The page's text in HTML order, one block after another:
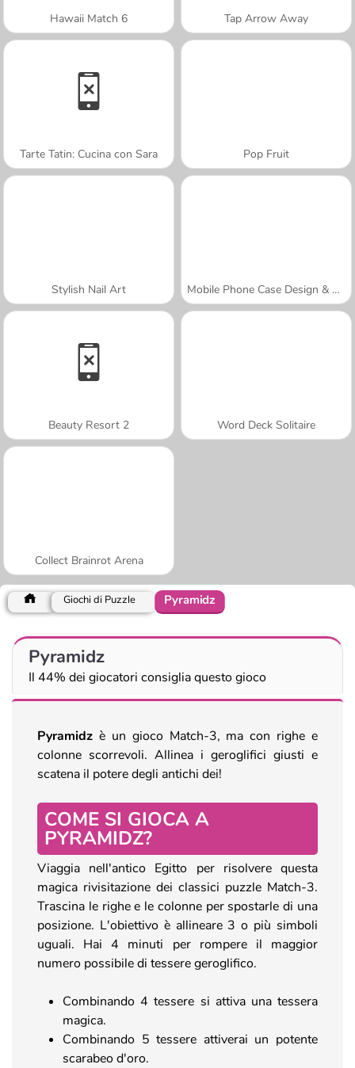
Hawaii Match 6 Tap Arrow Away
Tarte Tatin: Cucina con Sara Pop Fruit
Stylish Nail Art Mobile Phone Case Design & DIY
Beauty Resort 2 Word Deck Solitaire
Collect Brainrot Arena
Giochi di Puzzle Pyramidz
Pyramidz
Il 44% dei giocatori consiglia questo gioco
Pyramidz è un gioco Match-3, ma con righe e
colonne scorrevoli. Allinea i geroglifici giusti e
scatena il potere degli antichi dei!
COME SI GIOCA A
PYRAMIDZ?
Viaggia nell'antico Egitto per risolvere questa
magica rivisitazione dei classici puzzle Match-3.
Trascina le righe e le colonne per spostarle di una
posizione. L'obiettivo è allineare 3 o più simboli
uguali. Hai 4 minuti per rompere il maggior
numero possibile di tessere geroglifico.
Combinando 4 tessere si attiva una tessera
magica.
Combinando 5 tessere attiverai un potente
scarabeo d'oro.